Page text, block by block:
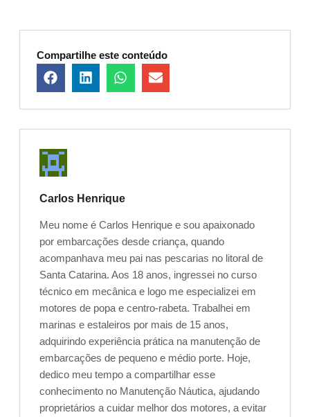
Compartilhe este conteúdo
Carlos Henrique
Meu nome é Carlos Henrique e sou apaixonado
por embarcações desde criança, quando
acompanhava meu pai nas pescarias no litoral de
Santa Catarina. Aos 18 anos, ingressei no curso
técnico em mecânica e logo me especializei em
motores de popa e centro-rabeta. Trabalhei em
marinas e estaleiros por mais de 15 anos,
adquirindo experiência prática na manutenção de
embarcações de pequeno e médio porte. Hoje,
dedico meu tempo a compartilhar esse
conhecimento no Manutenção Náutica, ajudando
proprietários a cuidar melhor dos motores, a evitar